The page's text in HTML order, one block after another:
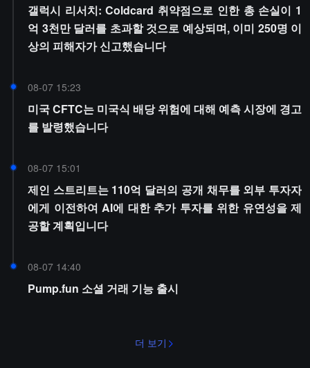
갤럭시 리서치: Coldcard 취약점으로 인한 총 손실이 1
억 3천만 달러를 초과할 것으로 예상되며, 이미 250명 이
상의 피해자가 신고했습니다
08-07 15:23
미국 CFTC는 미국식 배당 위험에 대해 예측 시장에 경고
를 발령했습니다
08-07 15:01
제인 스트리트는 110억 달러의 공개 채무를 외부 투자자
에게 이전하여 AI에 대한 추가 투자를 위한 유연성을 제
공할 계획입니다
08-07 14:40
Pump.fun 소셜 거래 기능 출시
더 보기